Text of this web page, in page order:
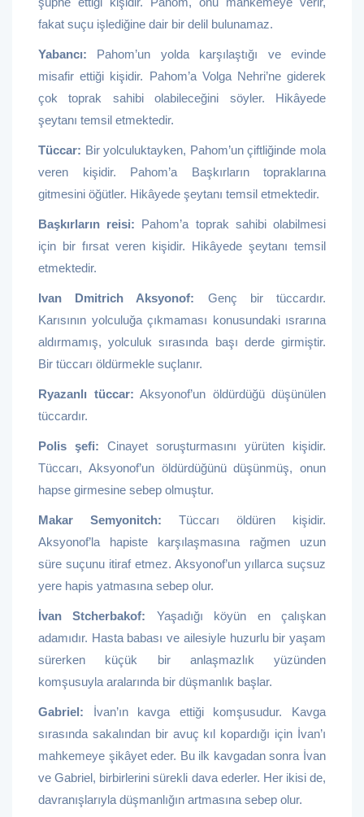
fakat suçu işlediğine dair bir delil bulunamaz.
Yabancı: Pahom’un yolda karşılaştığı ve evinde
misafir ettiği kişidir. Pahom’a Volga Nehri’ne giderek
çok toprak sahibi olabileceğini söyler. Hikâyede
şeytanı temsil etmektedir.
Tüccar: Bir yolculuktayken, Pahom’un çiftliğinde mola
veren kişidir. Pahom’a Başkırların topraklarına
gitmesini öğütler. Hikâyede şeytanı temsil etmektedir.
Başkırların reisi: Pahom’a toprak sahibi olabilmesi
için bir fırsat veren kişidir. Hikâyede şeytanı temsil
etmektedir.
Ivan Dmitrich Aksyonof: Genç bir tüccardır.
Karısının yolculuğa çıkmaması konusundaki ısrarına
aldırmamış, yolculuk sırasında başı derde girmiştir.
Bir tüccarı öldürmekle suçlanır.
Ryazanlı tüccar: Aksyonof’un öldürdüğü düşünülen
tüccardır.
Polis şefi: Cinayet soruşturmasını yürüten kişidir.
Tüccarı, Aksyonof’un öldürdüğünü düşünmüş, onun
hapse girmesine sebep olmuştur.
Makar Semyonitch: Tüccarı öldüren kişidir.
Aksyonof’la hapiste karşılaşmasına rağmen uzun
süre suçunu itiraf etmez. Aksyonof’un yıllarca suçsuz
yere hapis yatmasına sebep olur.
İvan Stcherbakof: Yaşadığı köyün en çalışkan
adamıdır. Hasta babası ve ailesiyle huzurlu bir yaşam
sürerken küçük bir anlaşmazlık yüzünden
komşusuyla aralarında bir düşmanlık başlar.
Gabriel: İvan’ın kavga ettiği komşusudur. Kavga
sırasında sakalından bir avuç kıl kopardığı için İvan’ı
mahkemeye şikâyet eder. Bu ilk kavgadan sonra İvan
ve Gabriel, birbirlerini sürekli dava ederler. Her ikisi de,
davranışlarıyla düşmanlığın artmasına sebep olur.